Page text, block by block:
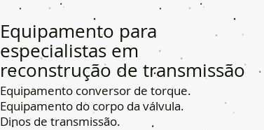
Equipamento para
especialistas em
reconstrução de transmissão
Equipamento conversor de torque.
Equipamento do corpo da válvula.
Dinos de transmissão.